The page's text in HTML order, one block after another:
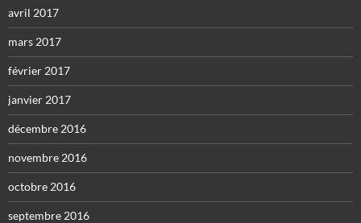
avril 2017
mars 2017
février 2017
janvier 2017
décembre 2016
novembre 2016
octobre 2016
septembre 2016